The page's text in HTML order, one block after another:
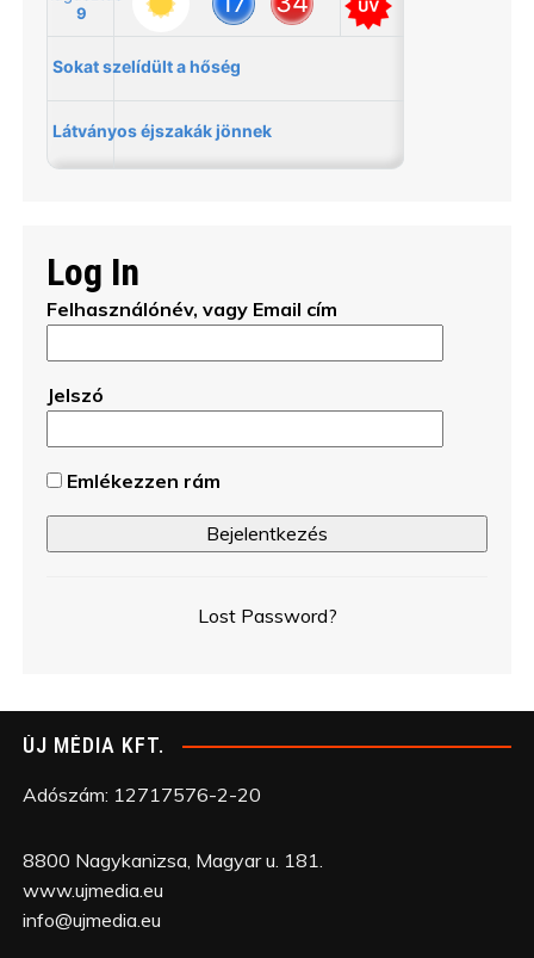
Log In
Felhasználónév, vagy Email cím
Jelszó
Emlékezzen rám
Lost Password?
ÚJ MÉDIA KFT.
Adószám: 12717576-2-20
8800 Nagykanizsa, Magyar u. 181.
www.ujmedia.eu
info@ujmedia.eu